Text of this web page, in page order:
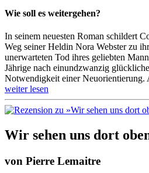
Wie soll es weitergehen?
In seinem neuesten Roman schildert
Weg seiner Heldin Nora Webster zu
unerwar­teten Tod ihres geliebten
Jährige nach einund­zwanzig
Notwen­digkeit einer Neuorien­tierung.
weiter lesen
Wir sehen uns dort
von Pierre Lemaitre